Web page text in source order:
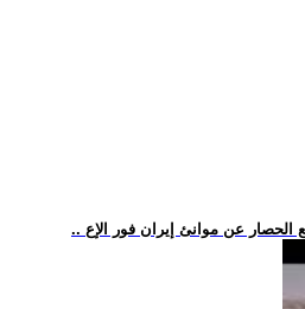
عن موانئ إيران فور الإع